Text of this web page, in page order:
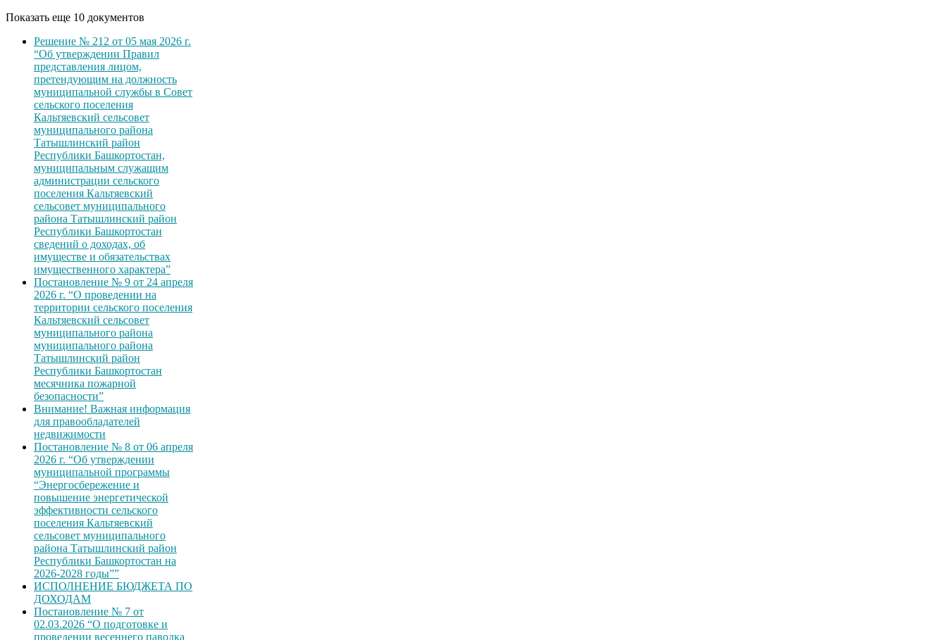
Показать еще 10 документов
Решение № 212 от 05 мая 2026 г.
“Об утверждении Правил
представления лицом,
претендующим на должность
муниципальной службы в Совет
сельского поселения
Кальтяевский сельсовет
муниципального района
Татышлинский район
Республики Башкортостан,
муниципальным служащим
администрации сельского
поселения Кальтяевский
сельсовет муниципального
района Татышлинский район
Республики Башкортостан
сведений о доходах, об
имуществе и обязательствах
имущественного характера”
Постановление № 9 от 24 апреля
2026 г. “О проведении на
территории сельского поселения
Кальтяевский сельсовет
муниципального района
муниципального района
Татышлинский район
Республики Башкортостан
месячника пожарной
безопасности”
Внимание! Важная информация
для правообладателей
недвижимости
Постановление № 8 от 06 апреля
2026 г. “Об утверждении
муниципальной программы
“Энергосбережение и
повышение энергетической
эффективности сельского
поселения Кальтяевский
сельсовет муниципального
района Татышлинский район
Республики Башкортостан на
2026-2028 годы””
ИСПОЛНЕНИЕ БЮДЖЕТА ПО
ДОХОДАМ
Постановление № 7 от
02.03.2026 “О подготовке и
проведении весеннего паводка